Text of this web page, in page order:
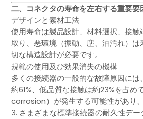
二、コネクタの寿命を左右する重要要
デザインと素材工法
使用寿命は製品設計、材料選択、接
取り、悪環境（振動、塵、油汚れ）
切な構造設計が必要です。
規範の使用及び効果消失の機構
多くの接続器の一般的な故障原因に
約61%、低品質な接触は約23%を占
corrosion）が発生する可能性があり
3. さまざまな標準接続器の耐久性デー